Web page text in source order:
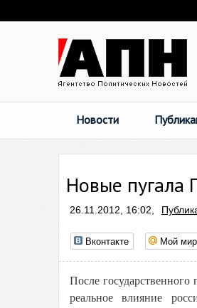
Новости
Новые пугала
26.11.2012, 16:02,
Вконтакте Мой мир
После
реальное влияние